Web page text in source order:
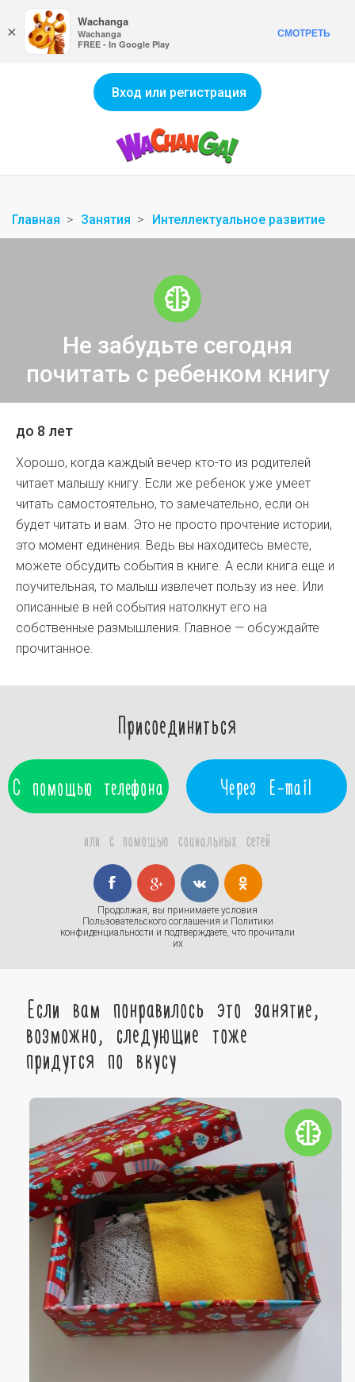
Вход или регистрация
Главная Занятия Интеллектуальное развитие
Не забудьте сегодня
почитать с ребенком книгу
до 8 лет
Хорошо, когда каждый вечер кто-то из родителей
читает малышу книгу. Если же ребенок уже умеет
читать самостоятельно, то замечательно, если он
будет читать и вам. Это не просто прочтение истории,
это момент единения. Ведь вы находитесь вместе,
можете обсудить события в книге. А если книга еще и
поучительная, то малыш извлечет пользу из нее. Или
описанные в ней события натолкнут его на
собственные размышления. Главное — обсуждайте
прочитанное.
Присоединиться
С помощью телефона Через E-mail
или с помощью социальных сетей
Продолжая, вы принимаете условия
Пользовательского соглашения и Политики
конфиденциальности и подтверждаете, что прочитали
их
Если вам понравилось это занятие,
возможно, следующие тоже
придутся по вкусу
×
Wachanga
Wachanga
FREE - In Google Play
СМОТРЕТЬ